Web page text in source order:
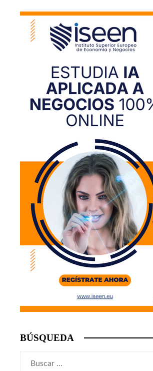
BÚSQUEDA